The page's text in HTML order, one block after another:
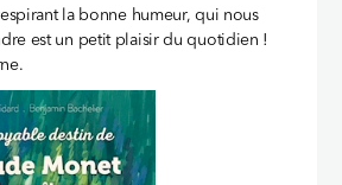
la bonne humeur, qui nous
est un petit plaisir du quotidien !